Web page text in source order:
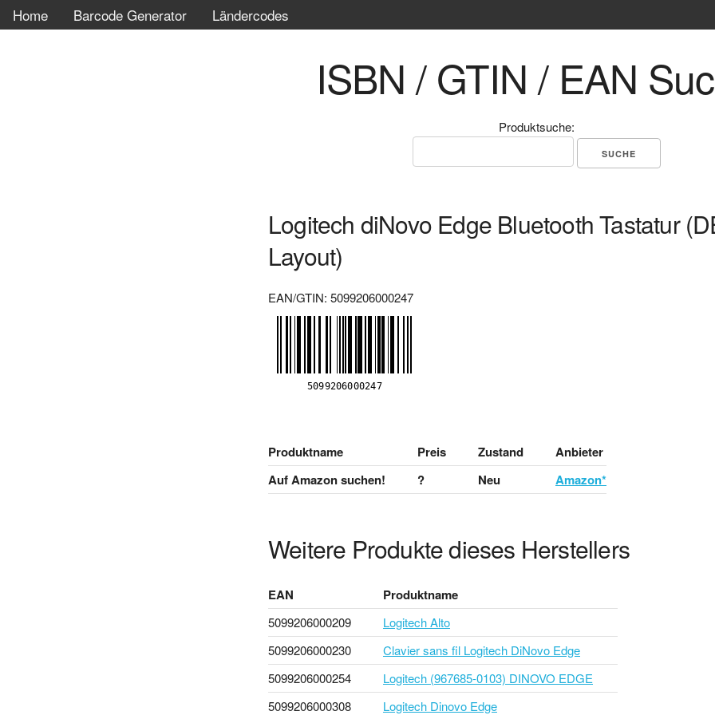
Home Barcode Generator Ländercodes
ISBN / GTIN / EAN
Produktsuche:
Logitech diNovo Edge Bluetooth Tastatur
Layout)
EAN/GTIN: 5099206000247
Produktname Preis Zustand
Anbieter
Auf Amazon suchen!
? Neu Amazon*
Weitere Produkte dieses Herstellers
EAN Produktname
5099206000209
Logitech Alto
5099206000230
Clavier sans fil Logitech DiNovo Edge
5099206000254
Logitech (967685-0103) DINOVO EDGE
5099206000308
Logitech Dinovo Edge